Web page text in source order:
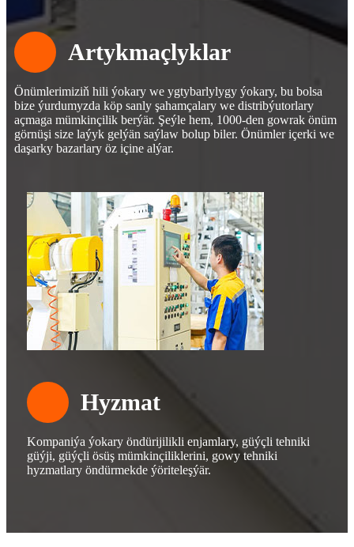
Artykmaçlyklar
Önümlerimiziň hili ýokary we ygtybarlylygy ýokary, bu bolsa
bize ýurdumyzda köp sanly şahamçalary we distribýutorlary
açmaga mümkinçilik berýär. Şeýle hem, 1000-den gowrak önüm
görnüşi size laýyk gelýän saýlaw bolup biler. Önümler içerki we
daşarky bazarlary öz içine alýar.
Hyzmat
Kompaniýa ýokary öndürijilikli enjamlary, güýçli tehniki
güýji, güýçli ösüş mümkinçiliklerini, gowy tehniki
hyzmatlary öndürmekde ýöriteleşýär.